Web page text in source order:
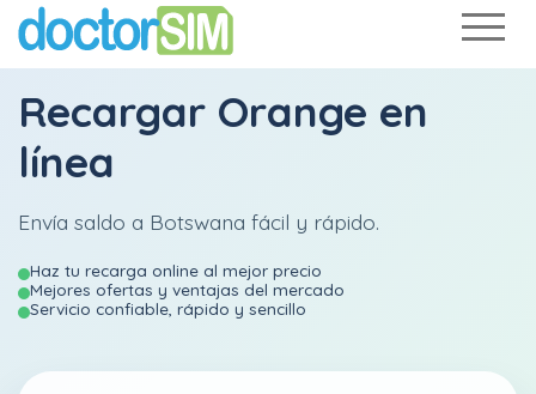
Recargar Orange en
línea
Envía saldo a Botswana fácil y rápido.
Haz tu recarga online al mejor precio
Mejores ofertas y ventajas del mercado
Servicio confiable, rápido y sencillo